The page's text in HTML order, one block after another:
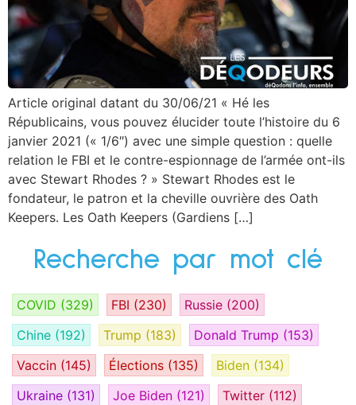
Article original datant du 30/06/21 « Hé les
Républicains, vous pouvez élucider toute l’histoire du 6
janvier 2021 (« 1/6″) avec une simple question : quelle
relation le FBI et le contre-espionnage de l’armée ont-ils
avec Stewart Rhodes ? » Stewart Rhodes est le
fondateur, le patron et la cheville ouvrière des Oath
Keepers. Les Oath Keepers (Gardiens […]
Recherche par mot clé
COVID (329) FBI (230) Russie (200)
Chine (192) Trump (183) Donald Trump (153)
Vaccin (145) Élections (135) Biden (134)
Ukraine (131) Joe Biden (121) Twitter (112)